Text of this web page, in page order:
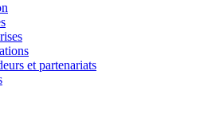
et partenariats